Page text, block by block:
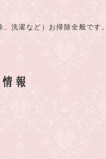
洗濯など）お掃除全般です。
報